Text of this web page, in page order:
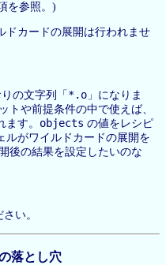
を参照。)
カードの展開は行われませ
の文字列「 *.o 」になりま
トや前提条件の中で使えば、
す。 objects の値をレシピ
ルがワイルドカードの展開を
後の結果を設定したいのな
い。
落とし穴